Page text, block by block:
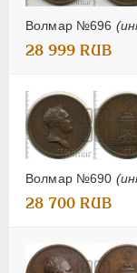
Волмар №696
28 999 RUB
Волмар №690
28 700 RUB